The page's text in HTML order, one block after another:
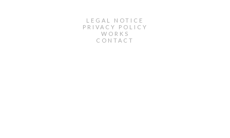
LEGAL NOTICE
PRIVACY POLICY
WORKS
CONTACT